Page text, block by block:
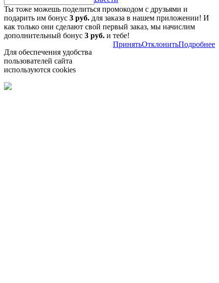
Ты тоже можешь поделиться промокодом с друзьями и
подарить им бонус 3 руб. для заказа в нашем приложении! И
как только они сделают свой первый заказ, мы начислим
дополнительный бонус 3 руб. и тебе!
Для обеспечения удобства
пользователей сайта
используются cookies
ПринятьОтклонитьПодробнее